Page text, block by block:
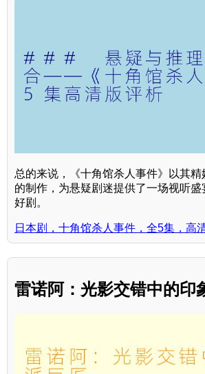
总的来说，《十角馆杀人事件》以其
的制作，为悬疑剧迷提供了一场视听
好剧。
日本剧，十角馆杀人事件，全5集，高
雷诺阿：光影交错中的印